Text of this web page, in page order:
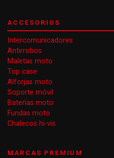
ACCESORIOS
Intercomunicadores
Antirrobos
Maletas moto
Top case
Alforjas moto
Soporte móvil
Baterías moto
Fundas moto
Chalecos hi-vis
MARCAS PREMIUM